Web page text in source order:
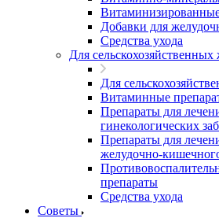
Добавки для
Средства ухода
Для
Для
Витаминные
Препараты для
гинекологических
Препараты для
желудочно-
препараты
Средства ухода
Советы